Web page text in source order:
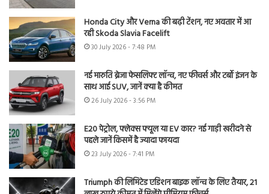
Honda City और Verna की बढ़ी टेंशन, नए अवतार में आ
रही Skoda Slavia Facelift
30 July 2026 - 7:48 PM
नई मारुति ब्रेजा फेसलिफ्ट लॉन्च, नए फीचर्स और टर्बो इंजन के
साथ आई SUV, जानें क्या है कीमत
26 July 2026 - 3:56 PM
E20 पेट्रोल, फ्लेक्स फ्यूल या EV कार? नई गाड़ी खरीदने से
पहले जानें किसमें है ज्यादा फायदा
23 July 2026 - 7:41 PM
Triumph की लिमिटेड एडिशन बाइक लॉन्च के लिए तैयार, 21